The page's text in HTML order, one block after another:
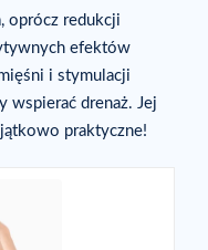
oprócz redukcji
efektów
i stymulacji
wspierać drenaż. Jej
praktyczne!